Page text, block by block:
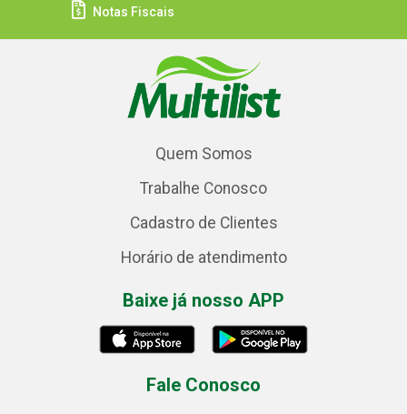
Notas Fiscais
Quem Somos
Trabalhe Conosco
Cadastro de Clientes
Horário de atendimento
Baixe já nosso APP
Fale Conosco